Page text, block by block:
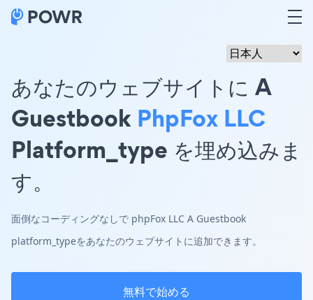
あなたのウェブサイトに A
Guestbook PhpFox LLC
Platform_type を埋め込みま
す。
面倒なコーディングなしで phpFox LLC A Guestbook
platform_typeをあなたのウェブサイトに追加できます。
無料で始める